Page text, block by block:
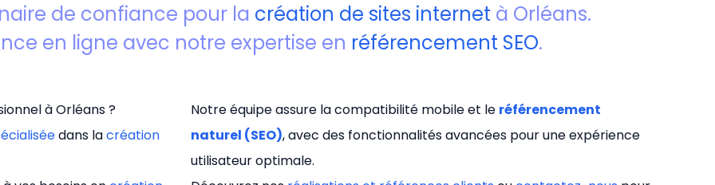
de confiance pour la création de sites internet à Orléans.
en ligne avec notre expertise en référencement SEO.
à Orléans ?
dans lacréation
Notre équipe assure la compatibilité mobile et le référencement
naturel (SEO), avec des fonctionnalités avancées pour une expérience
utilisateur optimale.